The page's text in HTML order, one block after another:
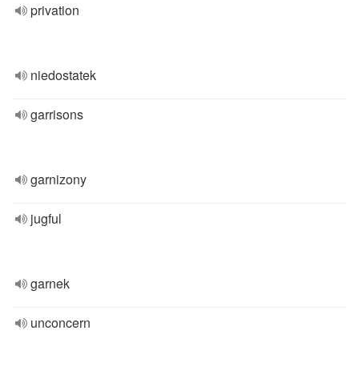
privation
niedostatek
garrisons
garnizony
jugful
garnek
unconcern